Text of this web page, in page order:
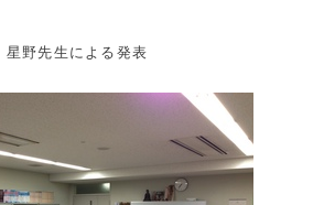
星野先生による発表